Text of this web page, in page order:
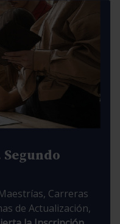
Carreras
de Actualización,